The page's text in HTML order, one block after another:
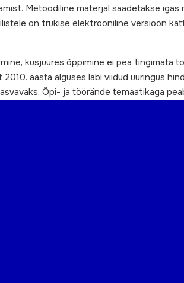
Metoodiline materjal saadetakse igas
on trükise elektrooniline versioon
kusjuures õppimine ei pea tingimata
aasta alguses läbi viidud uuringus
Õpi- ja töörände temaatikaga